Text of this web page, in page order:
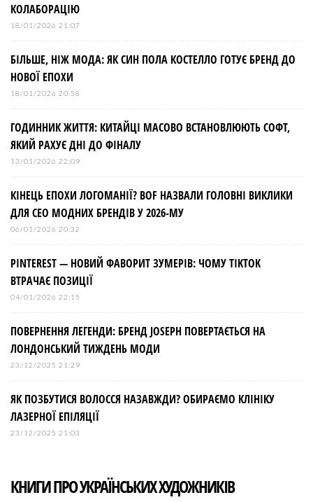
КОЛАБОРАЦІЮ
18/01/2026 21:07
БІЛЬШЕ, НІЖ МОДА: ЯК СИН ПОЛА КОСТЕЛЛО ГОТУЄ БРЕНД ДО
НОВОЇ ЕПОХИ
18/01/2026 20:58
ГОДИННИК ЖИТТЯ: КИТАЙЦІ МАСОВО ВСТАНОВЛЮЮТЬ СОФТ,
ЯКИЙ РАХУЄ ДНІ ДО ФІНАЛУ
13/01/2026 22:09
КІНЕЦЬ ЕПОХИ ЛОГОМАНІЇ? BOF НАЗВАЛИ ГОЛОВНІ ВИКЛИКИ
ДЛЯ СЕО МОДНИХ БРЕНДІВ У 2026-МУ
06/01/2026 20:32
PINTEREST — НОВИЙ ФАВОРИТ ЗУМЕРІВ: ЧОМУ TIKTOK
ВТРАЧАЄ ПОЗИЦІЇ
04/01/2026 22:15
ПОВЕРНЕННЯ ЛЕГЕНДИ: БРЕНД JOSEPH ПОВЕРТАЄТЬСЯ НА
ЛОНДОНСЬКИЙ ТИЖДЕНЬ МОДИ
23/12/2025 21:29
ЯК ПОЗБУТИСЯ ВОЛОССЯ НАЗАВЖДИ? ОБИРАЄМО КЛІНІКУ
ЛАЗЕРНОЇ ЕПІЛЯЦІЇ
23/12/2025 21:03
КНИГИ ПРО УКРАЇНСЬКИХ ХУДОЖНИКІВ